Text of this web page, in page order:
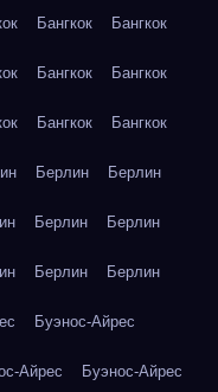
Бангкок Бангкок
Бангкок Бангкок
Бангкок Бангкок
Берлин Берлин
Берлин Берлин
Берлин Берлин
Буэнос-Айрес
Айрес Буэнос-Айрес